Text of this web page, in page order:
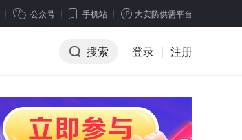
公众号 手机站 大安防供需平台
搜索 登录 | 注册